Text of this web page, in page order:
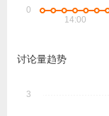
讨论量趋势